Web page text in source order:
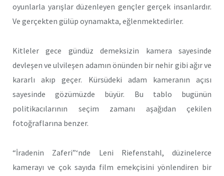
oyunlarla yarışlar düzenleyen gençler gerçek insanlardır.
Ve gerçekten gülüp oynamakta, eğlenmektedirler.
Kitleler gece gündüz demeksizin kamera sayesinde
devleşen ve ulvileşen adamın önünden bir nehir gibi ağır ve
kararlı akıp geçer. Kürsüdeki adam kameranın açısı
sayesinde gözümüzde büyür. Bu tablo bugünün
politikacılarının seçim zamanı aşağıdan çekilen
fotoğraflarına benzer.
“İradenin Zaferi”‘nde Leni Riefenstahl, düzinelerce
kamerayı ve çok sayıda film emekçisini yönlendiren bir